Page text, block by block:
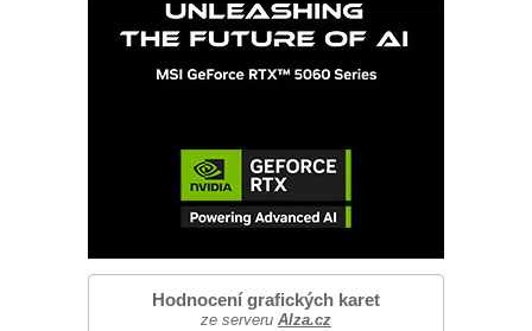
Hodnocení grafických karet
ze serveru Alza.cz